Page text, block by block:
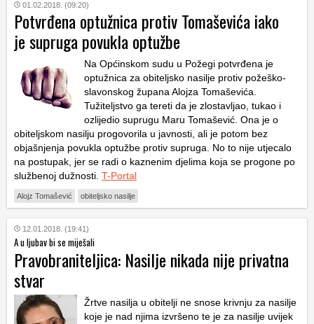
01.02.2018. (09:20)
Potvrđena optužnica protiv Tomaševića iako
je supruga povukla optužbe
Na Općinskom sudu u Požegi potvrđena je
optužnica za obiteljsko nasilje protiv požeško-
slavonskog župana Alojza Tomaševića.
Tužiteljstvo ga tereti da je zlostavljao, tukao i
ozlijedio suprugu Maru Tomašević. Ona je o
obiteljskom nasilju progovorila u javnosti, ali je potom bez
objašnjenja povukla optužbe protiv supruga. No to nije utjecalo
na postupak, jer se radi o kaznenim djelima koja se progone po
službenoj dužnosti. T-Portal
Alojz Tomašević obiteljsko nasilje
12.01.2018. (19:41)
A u ljubav bi se miješali
Pravobraniteljica: Nasilje nikada nije privatna
stvar
Žrtve nasilja u obitelji ne snose krivnju za nasilje
koje je nad njima izvršeno te je za nasilje uvijek